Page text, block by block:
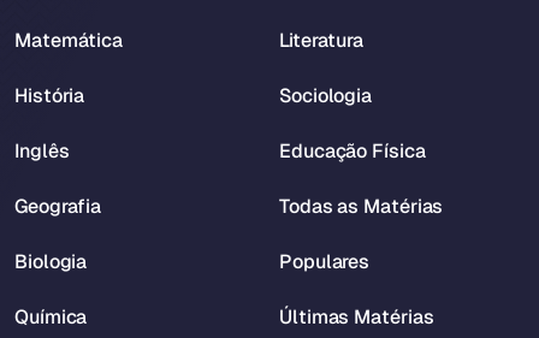
Matemática
História
Inglês
Geografia
Biologia
Química
Literatura
Sociologia
Educação Física
Todas as Matérias
Populares
Últimas Matérias